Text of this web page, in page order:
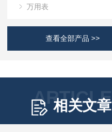
万用表
查看全部产品 >>
ARTICLE
相关文章